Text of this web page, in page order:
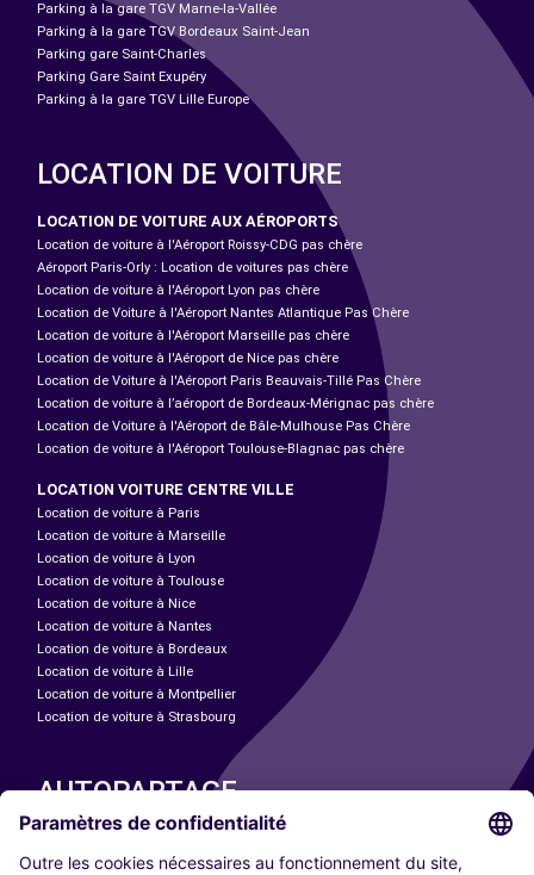
Parking à la gare TGV Marne-la-Vallée
Parking à la gare TGV Bordeaux Saint-Jean
Parking gare Saint-Charles
Parking Gare Saint Exupéry
Parking à la gare TGV Lille Europe
LOCATION DE VOITURE
LOCATION DE VOITURE AUX AÉROPORTS
Location de voiture à l'Aéroport Roissy-CDG pas chère
Aéroport Paris-Orly : Location de voitures pas chère
Location de voiture à l'Aéroport Lyon pas chère
Location de Voiture à l'Aéroport Nantes Atlantique Pas Chère
Location de voiture à l'Aéroport Marseille pas chère
Location de voiture à l'Aéroport de Nice pas chère
Location de Voiture à l'Aéroport Paris Beauvais-Tillé Pas Chère
Location de voiture à l’aéroport de Bordeaux-Mérignac pas chère
Location de Voiture à l'Aéroport de Bâle-Mulhouse Pas Chère
Location de voiture à l'Aéroport Toulouse-Blagnac pas chère
LOCATION VOITURE CENTRE VILLE
Location de voiture à Paris
Location de voiture à Marseille
Location de voiture à Lyon
Location de voiture à Toulouse
Location de voiture à Nice
Location de voiture à Nantes
Location de voiture à Bordeaux
Location de voiture à Lille
Location de voiture à Montpellier
Location de voiture à Strasbourg
AUTOPARTAGE
Paris